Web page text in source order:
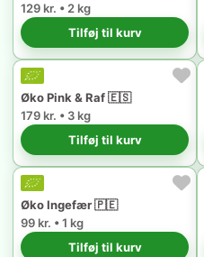
129 kr. • 2 kg
Tilføj til kurv
Øko Pink & Raf 🇪🇸
179 kr. • 3 kg
Tilføj til kurv
Øko Ingefær 🇵🇪
99 kr. • 1 kg
Tilføj til kurv